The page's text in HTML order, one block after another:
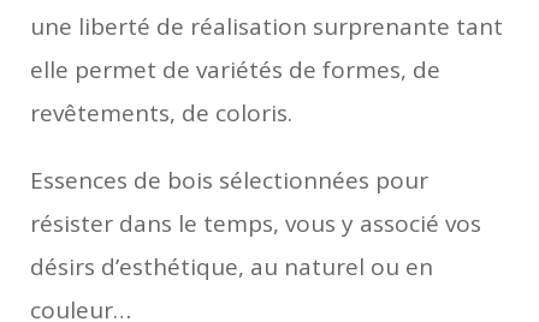
une liberté de réalisation surprenante tant
elle permet de variétés de formes, de
revêtements, de coloris.
Essences de bois sélectionnées pour
résister dans le temps, vous y associé vos
désirs d’esthétique, au naturel ou en
couleur…